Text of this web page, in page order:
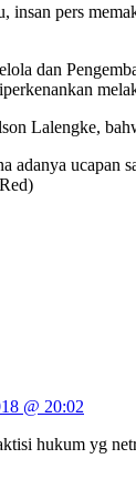
insan pers
dan
Lalengke,
adanya ucapan
@ 20:02
hukum yg